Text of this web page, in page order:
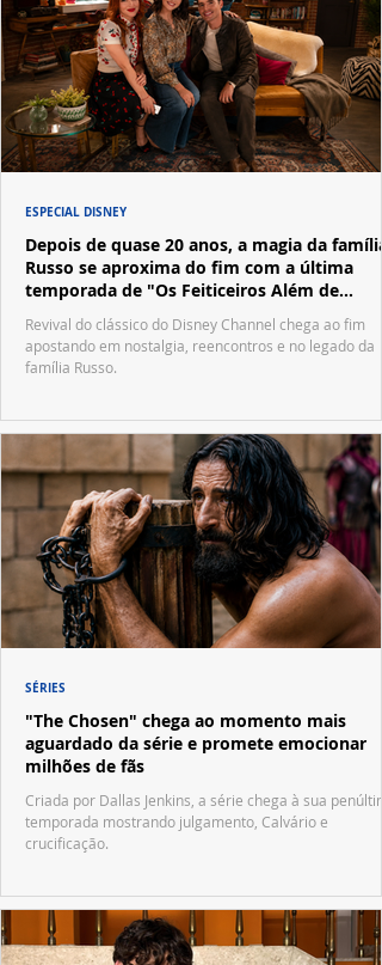
Depois de quase 20 anos, a magia da família
Russo se aproxima do fim com a última
temporada de "Os Feiticeiros Além de
Waverly Place"
Revival do clássico do Disney Channel chega ao fim
apostando em nostalgia, reencontros e no legado da
família Russo.
ESPECIAL DISNEY
"The Chosen" chega ao momento mais
aguardado da série e promete emocionar
milhões de fãs
Criada por Dallas Jenkins, a série chega à sua
temporada mostrando julgamento, Calvário e
crucificação.
SÉRIES